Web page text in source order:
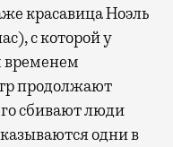
красавица Ноэль
с которой у
временем
продолжают
сбивают люди
одни в